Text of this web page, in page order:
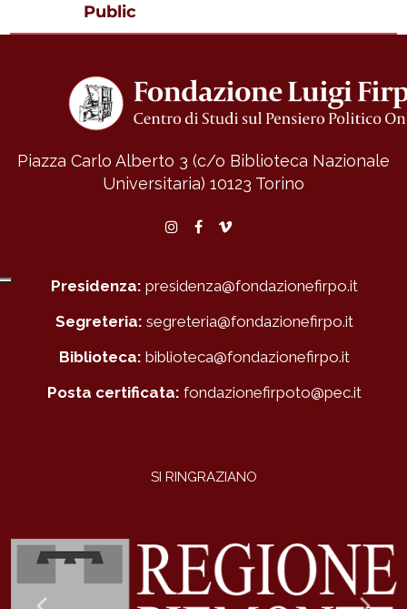
Public
Piazza Carlo Alberto 3 (c/o Biblioteca Nazionale
Universitaria) 10123 Torino
Instagram
Facebook
Vimeo
Presidenza: presidenza@fondazionefirpo.it
Segreteria: segreteria@fondazionefirpo.it
Biblioteca: biblioteca@fondazionefirpo.it
Posta certificata: fondazionefirpoto@pec.it
SI RINGRAZIANO